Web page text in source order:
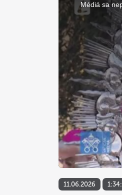
Médiá sa
11.06.2026